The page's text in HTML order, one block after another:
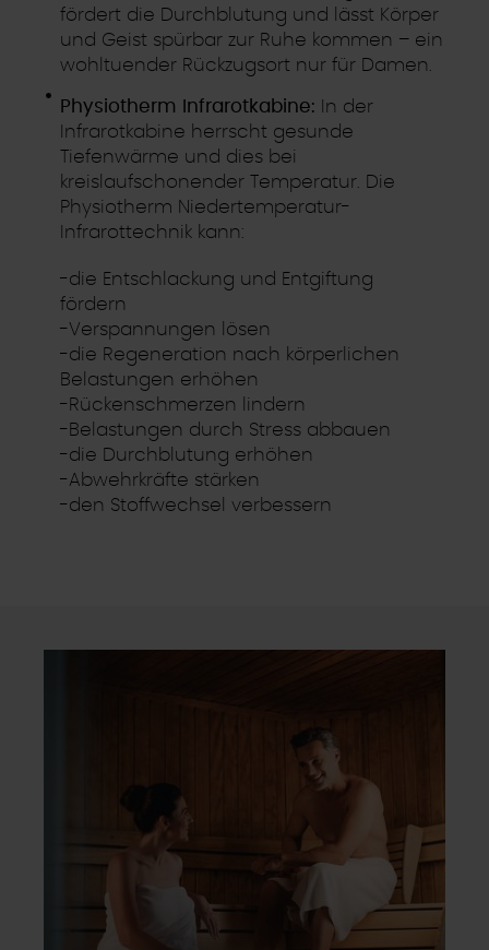
fördert die Durchblutung und lässt Körper
und Geist spürbar zur Ruhe kommen – ein
wohltuender Rückzugsort nur für Damen.
Physiotherm Infrarotkabine:
In der
Infrarotkabine herrscht gesunde
Tiefenwärme und dies bei
kreislaufschonender Temperatur. Die
Physiotherm Niedertemperatur-
Infrarottechnik kann:
-die Entschlackung und Entgiftung
fördern
-Verspannungen lösen
-die Regeneration nach körperlichen
Belastungen erhöhen
-Rückenschmerzen lindern
-Belastungen durch Stress abbauen
-die Durchblutung erhöhen
-Abwehrkräfte stärken
-den Stoffwechsel verbessern